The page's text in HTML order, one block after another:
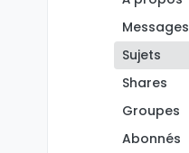
Messages
Sujets
Shares
Groupes
Abonnés